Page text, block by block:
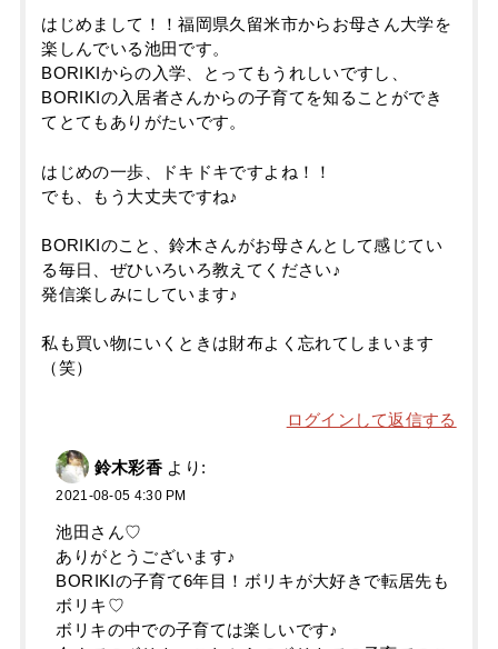
はじめまして！！福岡県久留米市からお母さん大学を
楽しんでいる池田です。
BORIKIからの入学、とってもうれしいですし、
BORIKIの入居者さんからの子育てを知ることができ
てとてもありがたいです。
はじめの一歩、ドキドキですよね！！
でも、もう大丈夫ですね♪
BORIKIのこと、鈴木さんがお母さんとして感じてい
る毎日、ぜひいろいろ教えてください♪
発信楽しみにしています♪
私も買い物にいくときは財布よく忘れてしまいます
（笑）
ログインして返信する
鈴木彩香 より:
2021-08-05 4:30 PM
池田さん♡
ありがとうございます♪
BORIKIの子育て6年目！ボリキが大好きで転居先も
ボリキ♡
ボリキの中での子育ては楽しいです♪